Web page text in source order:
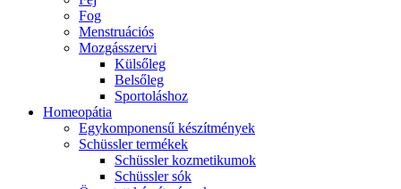
Fog
Menstruációs
Mozgásszervi
Külsőleg
Belsőleg
Sportoláshoz
Homeopátia
Egykomponensű készítmények
Schüssler termékek
Schüssler kozmetikumok
Schüssler sók